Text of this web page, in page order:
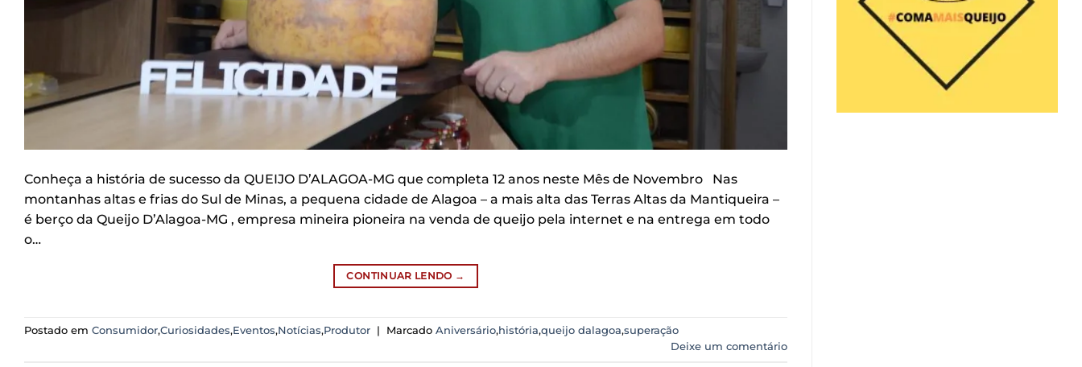
Conheça a história de sucesso da QUEIJO D’ALAGOA-MG que completa 12 anos neste Mês de Novembro Nas
montanhas altas e frias do Sul de Minas, a pequena cidade de Alagoa – a mais alta das Terras Altas da Mantiqueira –
é berço da Queijo D’Alagoa-MG , empresa mineira pioneira na venda de queijo pela internet e na entrega em todo
o…
CONTINUAR LENDO →
Postado em Consumidor,Curiosidades,Eventos,Notícias,Produtor | Marcado Aniversário,história,queijo dalagoa,superação
Deixe um comentário